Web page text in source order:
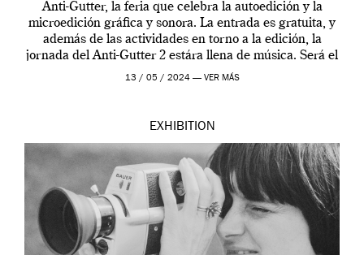
Anti-Gutter, la feria que celebra la autoedición y la
microedición gráfica y sonora. La entrada es gratuita, y
además de las actividades en torno a la edición, la
jornada del Anti-Gutter 2 estára llena de música. Será el
[…]
13 / 05 / 2024 — VER MÁS
EXHIBITION